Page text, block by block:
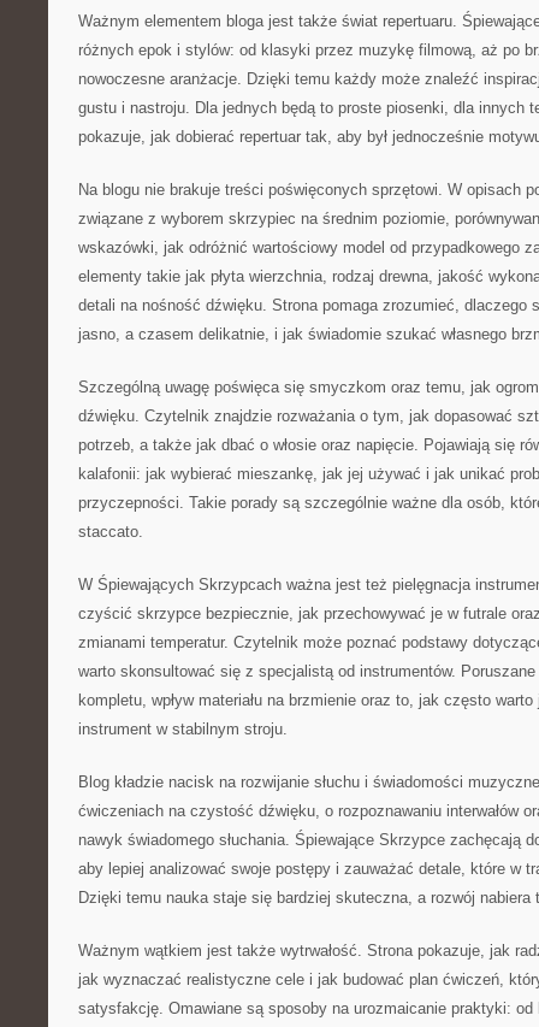
Ważnym elementem bloga jest także świat repertuaru.
różnych epok i stylów: od klasyki przez muzykę filmową, aż po
nowoczesne aranżacje. Dzięki temu każdy może znaleźć
gustu i nastroju. Dla jednych będą to proste piosenki, dla innych
pokazuje, jak dobierać repertuar tak, aby był jednocześnie
Na blogu nie brakuje treści poświęconych sprzętowi. W opisach
związane z wyborem skrzypiec na średnim poziomie,
wskazówki, jak odróżnić wartościowy model od przypadkowego
elementy takie jak płyta wierzchnia, rodzaj drewna, jakość
detali na nośność dźwięku. Strona pomaga zrozumieć, dlaczego
jasno, a czasem delikatnie, i jak świadomie szukać własnego
Szczególną uwagę poświęca się smyczkom oraz temu, jak
dźwięku. Czytelnik znajdzie rozważania o tym, jak dopasować
potrzeb, a także jak dbać o włosie oraz napięcie. Pojawiają się
kalafonii: jak wybierać mieszankę, jak jej używać i jak unikać
przyczepności. Takie porady są szczególnie ważne dla osób,
staccato.
W Śpiewających Skrzypcach ważna jest też pielęgnacja
czyścić skrzypce bezpiecznie, jak przechowywać je w futrale
zmianami temperatur. Czytelnik może poznać podstawy
warto skonsultować się z specjalistą od instrumentów.
kompletu, wpływ materiału na brzmienie oraz to, jak często
instrument w stabilnym stroju.
Blog kładzie nacisk na rozwijanie słuchu i świadomości
ćwiczeniach na czystość dźwięku, o rozpoznawaniu interwałów
nawyk świadomego słuchania. Śpiewające Skrzypce zachęcają
aby lepiej analizować swoje postępy i zauważać detale, które w
Dzięki temu nauka staje się bardziej skuteczna, a rozwój nabiera
Ważnym wątkiem jest także wytrwałość. Strona pokazuje, jak
jak wyznaczać realistyczne cele i jak budować plan ćwiczeń,
satysfakcję. Omawiane są sposoby na urozmaicanie praktyki: od